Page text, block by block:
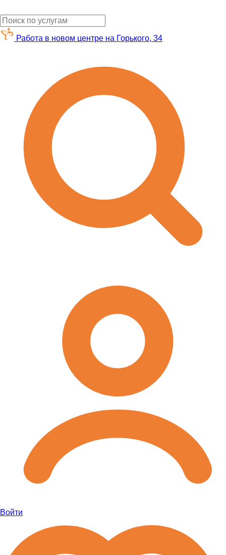
Работа в новом центре на Горького, 34
Войти